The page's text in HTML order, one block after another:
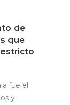
de
que
fue el
y